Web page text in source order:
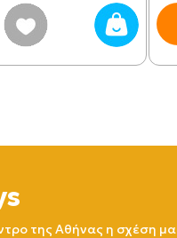
της Αθήνας η σχέση